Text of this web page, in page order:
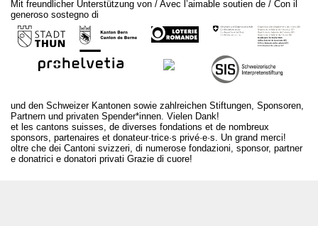
Mit freundlicher Unterstützung von / Avec l’aimable soutien de / Con il
generoso sostegno di
und den Schweizer Kantonen sowie zahlreichen Stiftungen, Sponsoren,
Partnern und privaten Spender*innen. Vielen Dank!
et les cantons suisses, de diverses fondations et de nombreux
sponsors, partenaires et donateur·trice·s privé·e·s. Un grand merci!
oltre che dei Cantoni svizzeri, di numerose fondazioni, sponsor, partner
e donatrici e donatori privati Grazie di cuore!